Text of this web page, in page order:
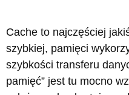
Cache to najczęściej
szybkiej, pamięci
szybkości transferu
pamięć” jest tu mocno